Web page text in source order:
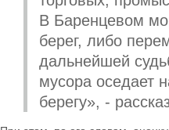
В Баренцевом
берег, либо
дальнейшей
мусора оседает
берегу», -